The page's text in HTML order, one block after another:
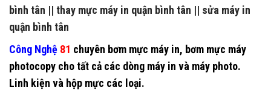
bình tân || thay mực máy in quận bình tân || sửa máy in
quận bình tân
Công Nghệ 81 chuyên bơm mực máy in, bơm mực máy
photocopy cho tất cả các dòng máy in và máy photo.
Linh kiện và hộp mực các loại.